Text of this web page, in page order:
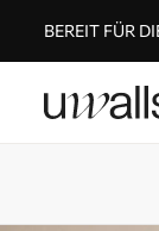
BEREIT FÜR